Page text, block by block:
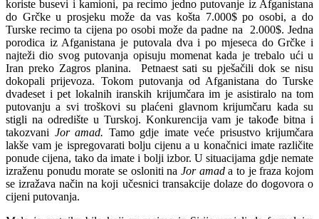
koriste busevi i kamioni, pa recimo jedno putovanje iz Afganistana
do Grčke u prosjeku može da vas košta 7.000$ po osobi, a do
Turske recimo ta cijena po osobi može da padne na 2.000$. Jedna
porodica iz Afganistana je putovala dva i po mjeseca do Grčke i
najteži dio svog putovanja opisuju momenat kada je trebalo ući u
Iran preko Zagros planina. Petnaest sati su pješačili dok se nisu
dokopali prijevoza. Tokom putovanja od Afganistana do Turske
dvadeset i pet lokalnih iranskih krijumčara im je asistiralo na tom
putovanju a svi troškovi su plaćeni glavnom krijumčaru kada su
stigli na odredište u Turskoj. Konkurencija vam je takođe bitna i
takozvani Jor amad. Tamo gdje imate veće prisustvo krijumčara
lakše vam je ispregovarati bolju cijenu a u konačnici imate različite
ponude cijena, tako da imate i bolji izbor. U situacijama gdje nemate
izraženu ponudu morate se osloniti na Jor amada to je fraza kojom
se izražava način na koji učesnici transakcije dolaze do dogovora o
cijeni putovanja.